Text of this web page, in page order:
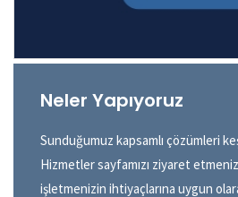
Neler Yapıyoruz
Sunduğumuz kapsamlı çözümleri
Hizmetler sayfamızı ziyaret
işletmenizin ihtiyaçlarına uygun